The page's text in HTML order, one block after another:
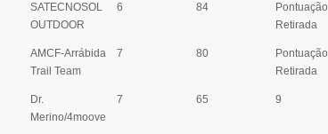
SATECNOSOL
OUTDOOR
6 84
Pontuação
Retirada
AMCF-Arrábida
Trail Team
7 80
Pontuação
Retirada
Dr.
Merino/4moove
7 65 9